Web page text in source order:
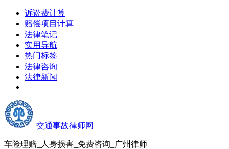
诉讼费计算
赔偿项目计算
法律笔记
实用导航
热门标签
法律咨询
法律新闻
交通事故律师网
车险理赔_人身损害_免费咨询_广州律师